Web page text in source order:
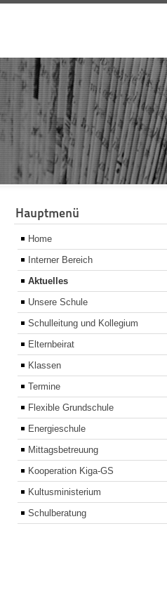
Hauptmenü
Home
Interner Bereich
Aktuelles
Unsere Schule
Schulleitung und Kollegium
Elternbeirat
Klassen
Termine
Flexible Grundschule
Energieschule
Mittagsbetreuung
Kooperation Kiga-GS
Kultusministerium
Schulberatung